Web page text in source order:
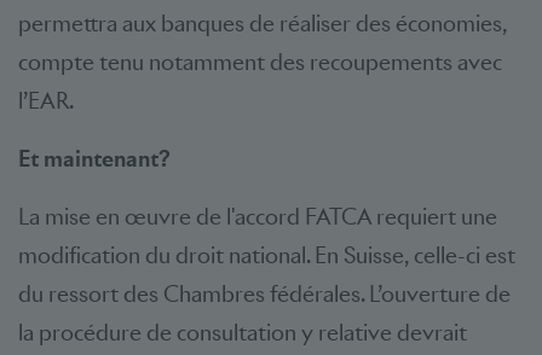
permettra aux banques de réaliser des économies,
compte tenu notamment des recoupements avec
l’EAR.
Et maintenant?
La mise en œuvre de l'accord FATCA requiert une
modification du droit national. En Suisse, celle-ci est
du ressort des Chambres fédérales. L’ouverture de
la procédure de consultation y relative devrait